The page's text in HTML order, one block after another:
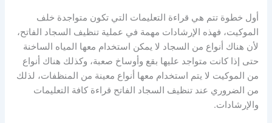
أول خطوة تتم هي قراءة التعليمات التي تكون متواجدة خلف
الموكيت، فهذه الإرشادات مهمة في عملية تنظيف السجاد الفاتح،
لأن هناك أنواع من السجاد لا يمكن استخدام معها المياه الساخنة
حتى إذا كانت متواجد عليها بقع وأوساخ صعبة، وكذلك هناك أنواع
من الموكيت لا يتم استخدام معها أنواع معينة من المنظفات، لذلك
من الضروري عند تنظيف السجاد الفاتح قراءة كافة التعليمات
والإرشادات.